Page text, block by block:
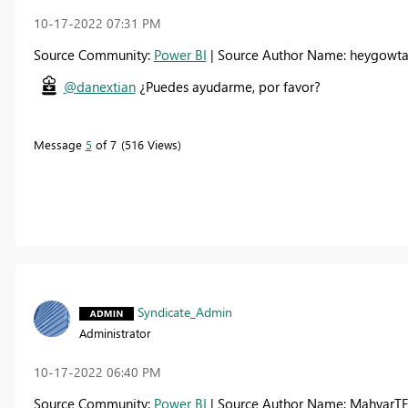
‎10-17-2022 07:31 PM
Source Community: Power BI | Source Author Name:
@danextian¿Puedes ayudarme, por favor?
Message 5 of 7 516 Views
Syndicate_Admin
Administrator
‎10-17-2022 06:40 PM
Source Community: Power BI | Source Author Name: MahyarTF